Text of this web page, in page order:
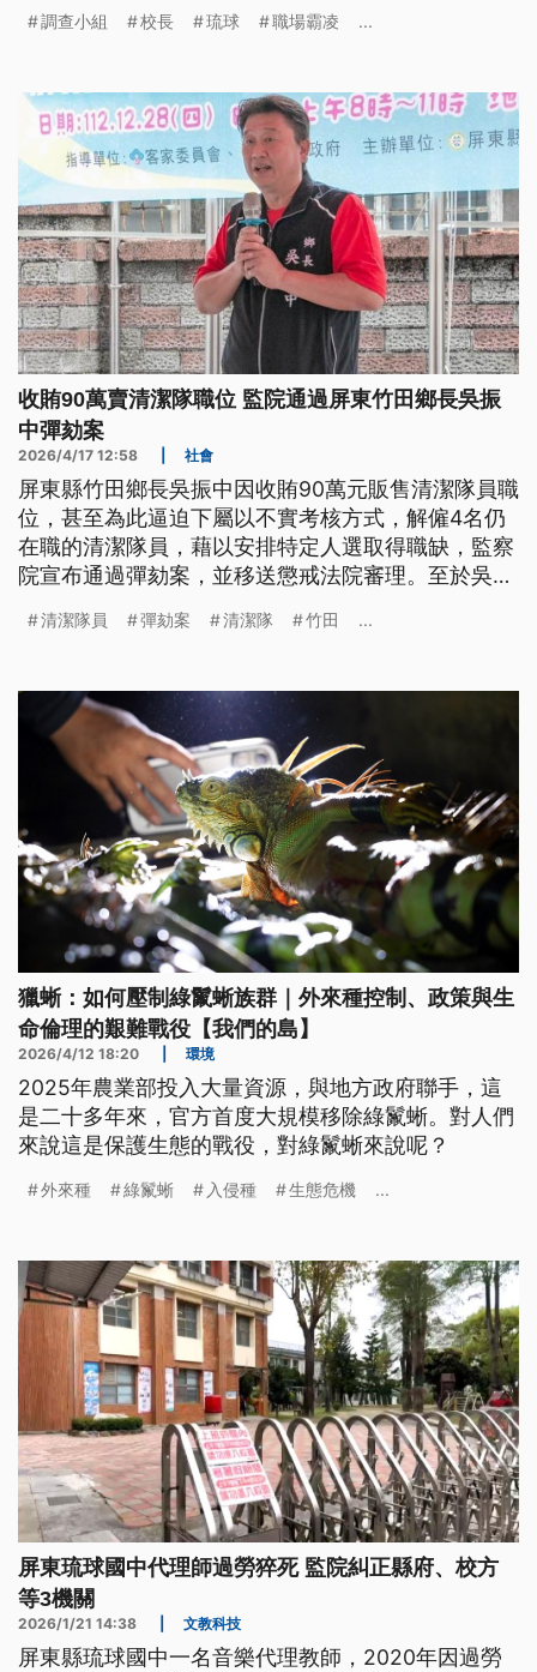
調查小組 校長 琉球 職場霸凌 ...
收賄90萬賣清潔隊職位 監院通過屏東竹田鄉長吳振
中彈劾案
2026/4/17 12:58 社會
屏東縣竹田鄉長吳振中因收賄90萬元販售清潔隊員職
位，甚至為此逼迫下屬以不實考核方式，解僱4名仍
在職的清潔隊員，藉以安排特定人選取得職缺，監察
院宣布通過彈劾案，並移送懲戒法院審理。至於吳振
刑，並遭屏東縣府停職。
清潔隊員 彈劾案 清潔隊 竹田 ...
獵蜥：如何壓制綠鬣蜥族群｜外來種控制、政策與生
命倫理的艱難戰役【我們的島】
2026/4/12 18:20 環境
2025年農業部投入大量資源，與地方政府聯手，這
是二十多年來，官方首度大規模移除綠鬣蜥。對人們
來說這是保護生態的戰役，對綠鬣蜥來說呢？
外來種 綠鬣蜥 入侵種 生態危機 ...
屏東琉球國中代理師過勞猝死 監院糾正縣府、校方
等3機關
2026/1/21 14:38 文教科技
屏東縣琉球國中一名音樂代理教師，2020年因過勞